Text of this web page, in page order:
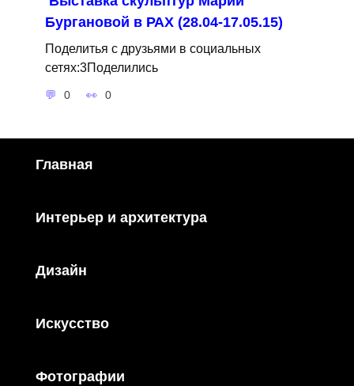
Бургановой в РАХ (28.04-17.05.15)
Поделитья с друзьями в социальных
сетях:3Поделились
0 0
Главная
Интерьер и архитектура
Дизайн
Искусство
Фотографии